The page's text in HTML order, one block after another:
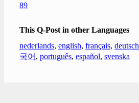
89
This Q-Post in other Languages
nederlands, english, français, deutsch
국어 , português, español, svenska